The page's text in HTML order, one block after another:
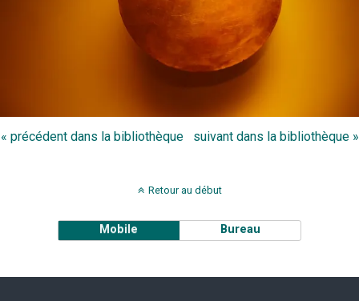
« précédent dans la bibliothèque suivant dans la bibliothèque »
Retour au début
Mobile Bureau